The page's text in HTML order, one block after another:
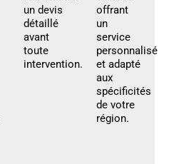
un devis
détaillé
avant
toute
intervention.
offrant
un
service
personnalisé
et adapté
aux
spécificités
de votre
région.